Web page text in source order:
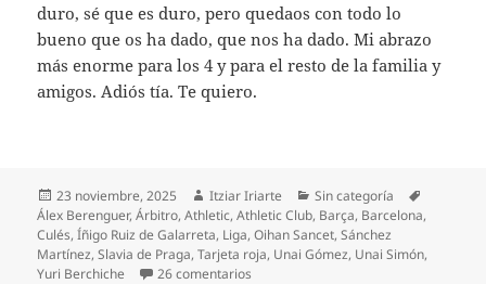
duro, sé que es duro, pero quedaos con todo lo
bueno que os ha dado, que nos ha dado. Mi abrazo
más enorme para los 4 y para el resto de la familia y
amigos. Adiós tía. Te quiero.
Publicado
el
23 noviembre, 2025 Autor
Itziar Iriarte Categorías
Sin categoría
Álex Berenguer,Árbitro,Athletic,Athletic Club, Barça, Barcelona,
Culés,Íñigo Ruiz de Galarreta, Liga,Oihan Sancet,Sánchez
Martínez,Slavia de Praga,Tarjeta roja, Unai Gómez, Unai Simón,
Yuri Berchiche
26 comentarios